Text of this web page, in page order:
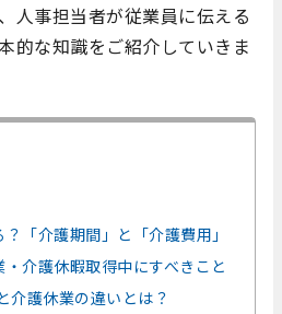
人事担当者が従業員に伝える
的な知識をご紹介していきま
「介護期間」と「介護費用」
介護休暇取得中にすべきこと
介護休業の違いとは？